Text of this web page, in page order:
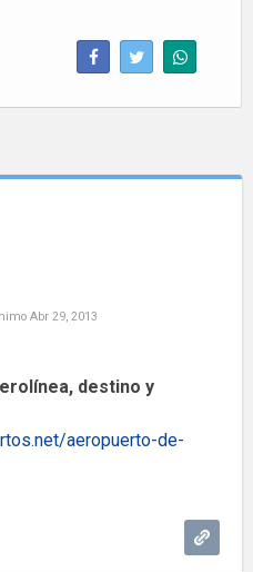
Abr 29, 2013
destino y
aeropuerto-de-